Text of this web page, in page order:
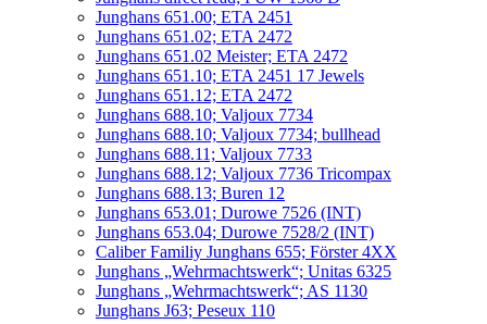
Junghans 651.00; ETA 2451
Junghans 651.02; ETA 2472
Junghans 651.02 Meister; ETA 2472
Junghans 651.10; ETA 2451 17 Jewels
Junghans 651.12; ETA 2472
Junghans 688.10; Valjoux 7734
Junghans 688.10; Valjoux 7734; bullhead
Junghans 688.11; Valjoux 7733
Junghans 688.12; Valjoux 7736 Tricompax
Junghans 688.13; Buren 12
Junghans 653.01; Durowe 7526 (INT)
Junghans 653.04; Durowe 7528/2 (INT)
Caliber Familiy Junghans 655; Förster 4XX
Junghans „Wehrmachtswerk“; Unitas 6325
Junghans „Wehrmachtswerk“; AS 1130
Junghans J63; Peseux 110